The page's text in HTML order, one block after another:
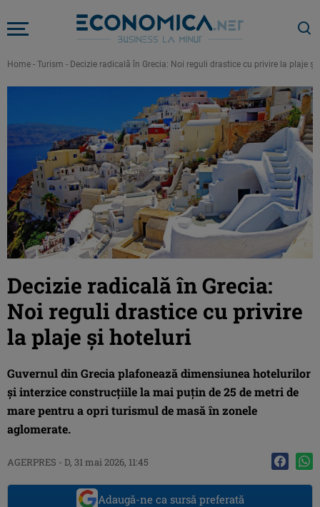
Home - Turism - Decizie radicală în Grecia: Noi reguli drastice cu privire la plaje și
Decizie radicală în Grecia:
Noi reguli drastice cu privire
la plaje și hoteluri
Guvernul din Grecia plafonează dimensiunea hotelurilor
și interzice construcțiile la mai puțin de 25 de metri de
mare pentru a opri turismul de masă în zonele
aglomerate.
AGERPRES - D, 31 mai 2026, 11:45
Adaugă-ne ca sursă preferată